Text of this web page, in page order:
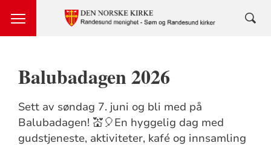
Balubadagen 2026
Sett av søndag 7. juni og bli med på
Balubadagen! 💒🎈En hyggelig dag med
gudstjeneste, aktiviteter, kafé og innsamling